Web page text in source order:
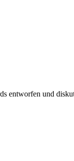
entworfen und